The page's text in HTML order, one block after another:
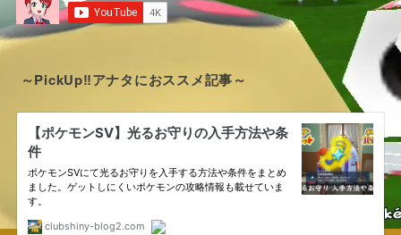
～PickUp‼アナタにおススメ記事～